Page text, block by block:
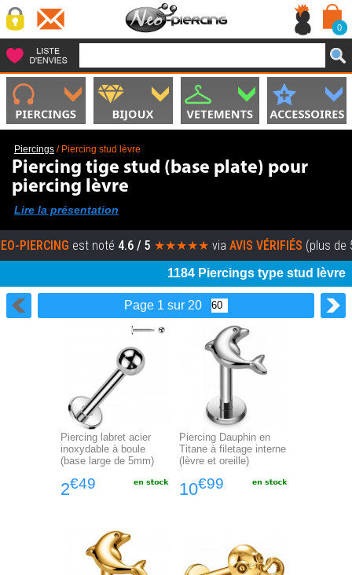
0
Piercings / Piercing stud lèvre
Piercing tige stud (base plate) pour
piercing lèvre
Lire la présentation
est noté4.6 / 5★★★★★ via AVIS VÉRIFIÉS (plus de 5000
1184 Piercings type stud lèvre
Page 1 sur 20
Piercing labret acier
inoxydable à boule
(base large de 5mm)
2€49
Piercing Dauphin en
Titane à filetage interne
(lèvre et oreille)
10€99